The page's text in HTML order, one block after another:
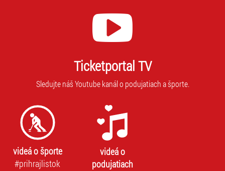
Ticketportal TV
Sledujte náš Youtube kanál o podujatiach a športe.
videá o športe
#prihrajlistok
videá o
podujatiach